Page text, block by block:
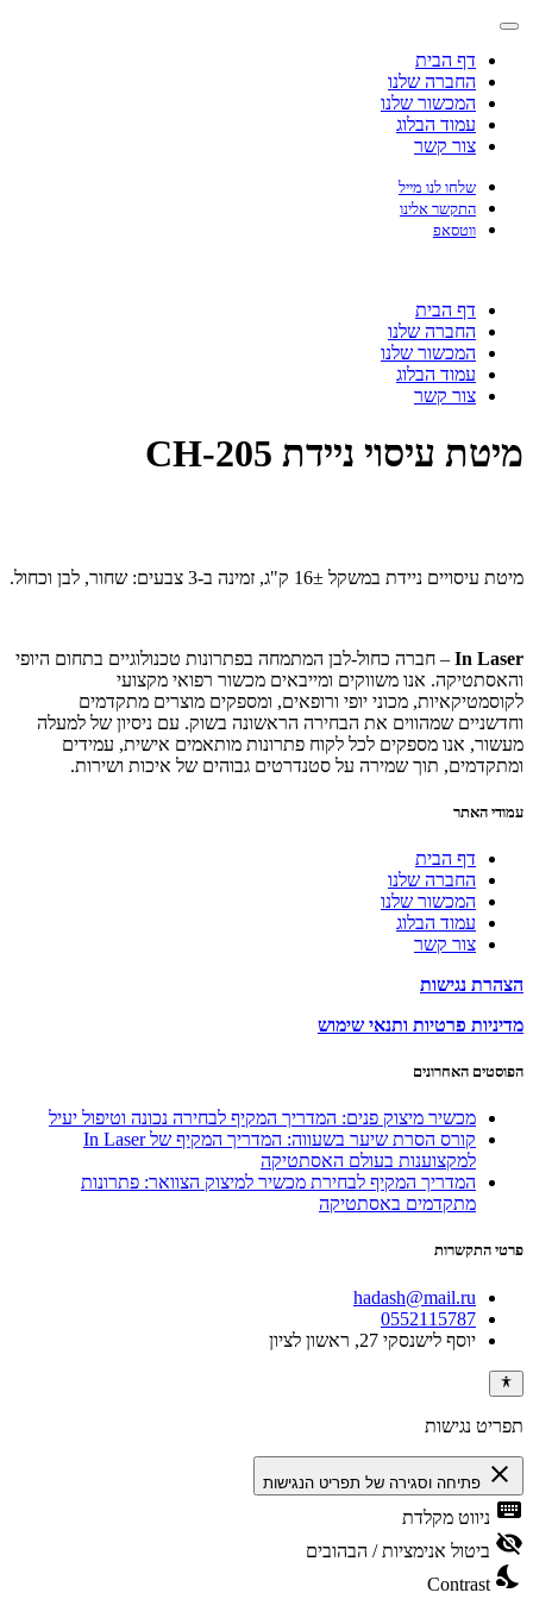
דף הבית
החברה שלנו
המכשור שלנו
עמוד הבלוג
צור קשר
שלחו לנו מייל
התקשר אלינו
ווטסאפ
דף הבית
החברה שלנו
המכשור שלנו
עמוד הבלוג
צור קשר
מיטת עיסוי ניידת CH-205
מיטת עיסויים ניידת במשקל 16± ק"ג, זמינה ב-3 צבעים: שחור, לבן וכחול.
In Laser – חברה כחול-לבן המתמחה בפתרונות טכנולוגיים בתחום היופי
והאסתטיקה. אנו משווקים ומייבאים מכשור רפואי מקצועי
לקוסמטיקאיות, מכוני יופי ורופאים, ומספקים מוצרים מתקדמים
וחדשניים שמהווים את הבחירה הראשונה בשוק. עם ניסיון של למעלה
מעשור, אנו מספקים לכל לקוח פתרונות מותאמים אישית, עמידים
ומתקדמים, תוך שמירה על סטנדרטים גבוהים של איכות ושירות.
עמודי האתר
דף הבית
החברה שלנו
המכשור שלנו
עמוד הבלוג
צור קשר
הצהרת נגישות
מדיניות פרטיות ותנאי שימוש
הפוסטים האחרונים
מכשיר מיצוק פנים: המדריך המקיף לבחירה נכונה וטיפול יעיל
קורס הסרת שיער בשעווה: המדריך המקיף של In Laser
למקצוענות בעולם האסתטיקה
המדריך המקיף לבחירת מכשיר למיצוק הצוואר: פתרונות
מתקדמים באסתטיקה
פרטי התקשרות
hadash@mail.ru
0552115787
יוסף לישנסקי 27, ראשון לציון
תפריט נגישות
close פתיחה וסגירה של תפריט הנגישות
keyboard ניווט מקלדת
visibility_off ביטול אנימציות / הבהובים
nights_stay
Contrast